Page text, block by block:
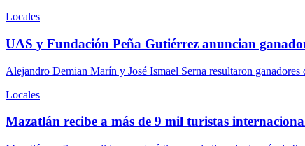
Locales
UAS y Fundación Peña Gutiérrez anuncian
Alejandro Demian Marín y José Ismael Serna resultaron
Locales
Mazatlán recibe a más de 9 mil turistas